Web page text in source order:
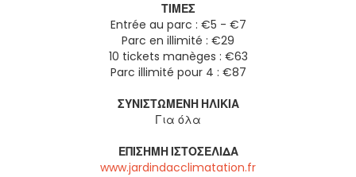
ΤΙΜΈΣ
Entrée au parc : €5 - €7
Parc en illimité : €29
10 tickets manèges : €63
Parc illimité pour 4 : €87
ΣΥΝΙΣΤΏΜΕΝΗ ΗΛΙΚΊΑ
Για όλα
ΕΠΊΣΗΜΗ ΙΣΤΟΣΕΛΊΔΑ
www.jardindacclimatation.fr